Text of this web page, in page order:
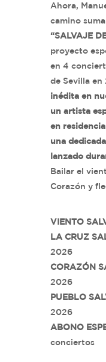
Ahora,
camino
“SALVAJE
proyecto
en 4
de Sevilla en
inédita en
un artista
en
una
lanzado
Bailar el
Corazón y
VIENTO
LA CRUZ
2026
CORAZÓN
2026
PUEBLO
2026
ABONO
conciertos